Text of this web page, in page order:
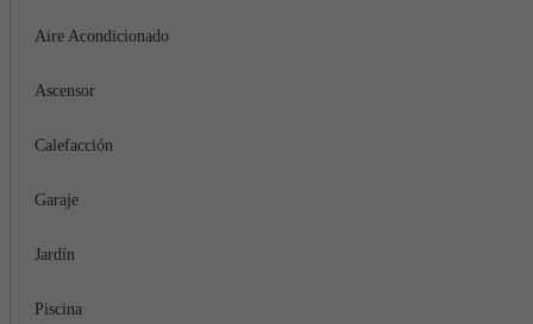
Aire Acondicionado
Ascensor
Calefacción
Garaje
Jardín
Piscina